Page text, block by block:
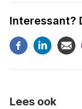
Interessant?
Lees ook